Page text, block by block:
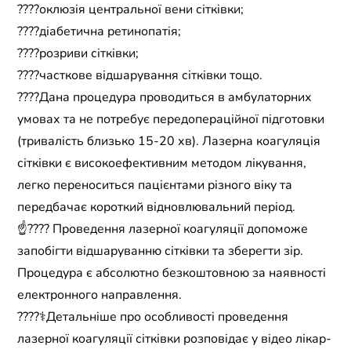
????оклюзія центральної вени сітківки;
????діабетична ретинопатія;
????розриви сітківки;
????часткове відшарування сітківки тощо.
????Дана процедура проводиться в амбулаторних
умовах та не потребує передопераційної підготовки
(тривалість близько 15-20 хв). Лазерна коагуляція
сітківки є високоефективним методом лікування,
легко переноситься пацієнтами різного віку та
передбачає короткий відновлювальний період.
☝???? Проведення лазерної коагуляції допоможе
запобігти відшаруванню сітківки та зберегти зір.
Процедура є абсолютно безкоштовною за наявності
електронного направлення.
????‍⚕️Детальніше про особливості проведення
лазерної коагуляції сітківки розповідає у відео лікар-